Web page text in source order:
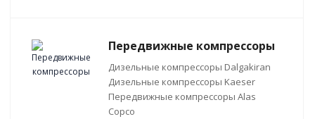
Передвижные компрессоры
Дизельные компрессоры Dalgakiran
Дизельные компрессоры Kaeser
Передвижные компрессоры Alas
Copco